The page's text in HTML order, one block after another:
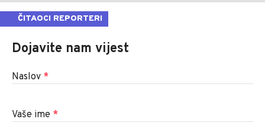
ČITAOCI REPORTERI
Dojavite nam vijest
Naslov *
Vaše ime *